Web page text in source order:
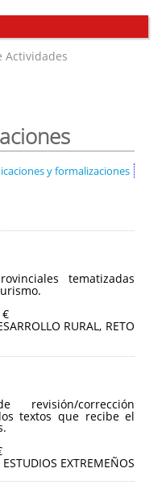
Actividades
y formalizaciones
tematizadas
€
RURAL, RETO
corrección
textos que recibe el
EXTREMEÑOS